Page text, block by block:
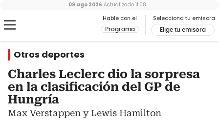
Hable con el
Programa
Selecciona tu emisora
Elige tu emisora
09 ago 2026 Actualizado 11:08
Otros deportes
Charles Leclerc dio la sorpresa
en la clasificación del GP de
Hungría
Max Verstappen y Lewis Hamilton